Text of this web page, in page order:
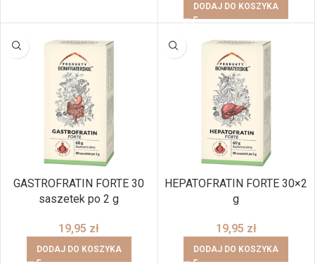
DODAJ DO KOSZYKA
GASTROFRATIN FORTE 30
saszetek po 2 g
19,95 zł
DODAJ DO KOSZYKA
HEPATOFRATIN FORTE 30×2
g
19,95 zł
DODAJ DO KOSZYKA